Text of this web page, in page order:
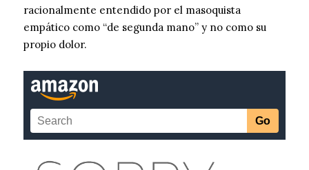
racionalmente entendido por el masoquista
empático como “de segunda mano” y no como su
propio dolor.